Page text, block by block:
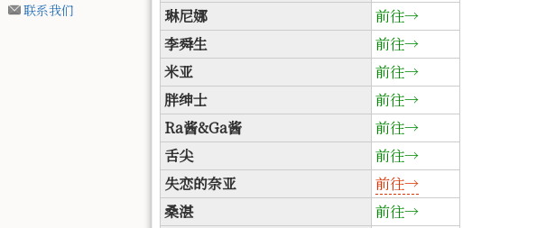
联系我们
琳尼娜
前往→
李舜生
前往→
米亚
前往→
胖绅士
前往→
Ra酱&Ga酱
前往→
舌尖
前往→
失恋的奈亚
前往→
桑湛
前往→